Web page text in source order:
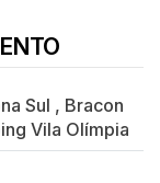
Sul , Bracon
Vila Olímpia